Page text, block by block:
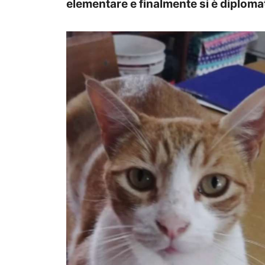
elementare e finalmente si è